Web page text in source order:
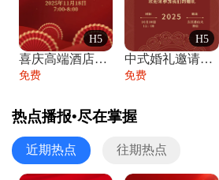
H5
喜庆高端酒店开业大吉邀请函
免费
H5
中式婚礼邀请函中国风传统复古婚礼请柬请帖
免费
热点播报•尽在掌握
近期热点 往期热点